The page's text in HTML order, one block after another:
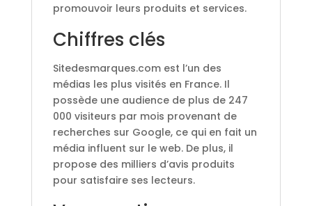
promouvoir leurs produits et services.
Chiffres clés
Sitedesmarques.com est l’un des
médias les plus visités en France. Il
possède une audience de plus de 247
000 visiteurs par mois provenant de
recherches sur Google, ce qui en fait un
média influent sur le web. De plus, il
propose des milliers d’avis produits
pour satisfaire ses lecteurs.